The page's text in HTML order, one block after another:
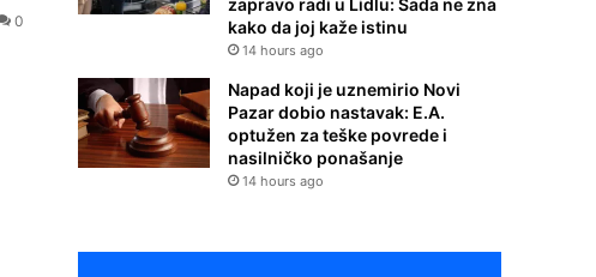
0
zapravo radi u Lidlu: Sada ne zna
kako da joj kaže istinu
14 hours ago
Napad koji je uznemirio Novi
Pazar dobio nastavak: E.A.
optužen za teške povrede i
nasilničko ponašanje
14 hours ago